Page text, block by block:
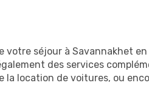
séjour à Savannakhet
des services
location de voitures, ou